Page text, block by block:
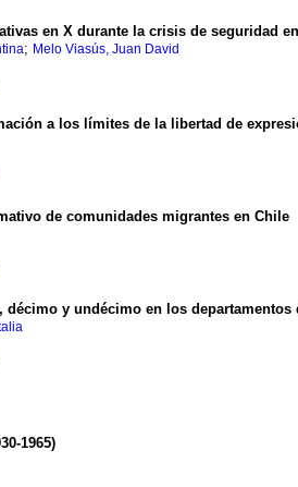
en X durante la crisis de seguridad
; Melo Viasús, Juan David
a los límites de la libertad de
de comunidades migrantes en Chile
y undécimo en los
1965)